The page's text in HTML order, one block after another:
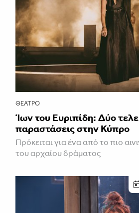
ΘΈΑΤΡΟ
Ίων του Ευριπίδη: Δύο
παραστάσεις στην Κύπρο
Πρόκειται για ένα από το πιο
του αρχαίου δράματος